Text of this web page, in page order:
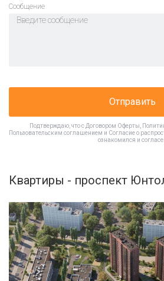
Cообщение
Отправить
Подтверждаю, что с Договором Оферты
Пользовательским соглашением и Согласие о
ознакомился и
Квартиры - проспект